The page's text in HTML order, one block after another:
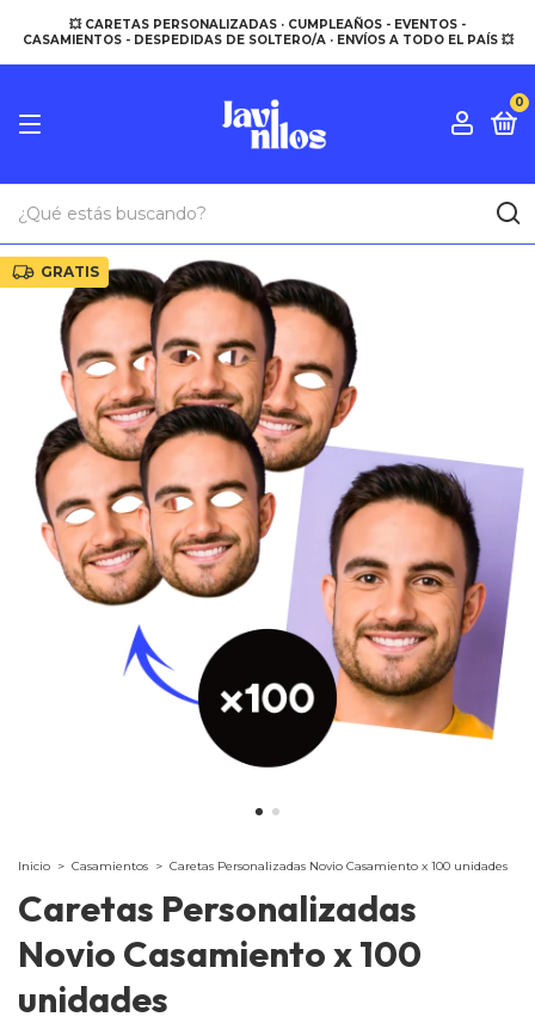
💥 CARETAS PERSONALIZADAS · CUMPLEAÑOS - EVENTOS -
CASAMIENTOS - DESPEDIDAS DE SOLTERO/A · ENVÍOS A TODO EL PAÍS 💥
0
GRATIS
Inicio > Casamientos > Caretas Personalizadas Novio Casamiento x 100 unidades
Caretas Personalizadas
Novio Casamiento x 100
unidades